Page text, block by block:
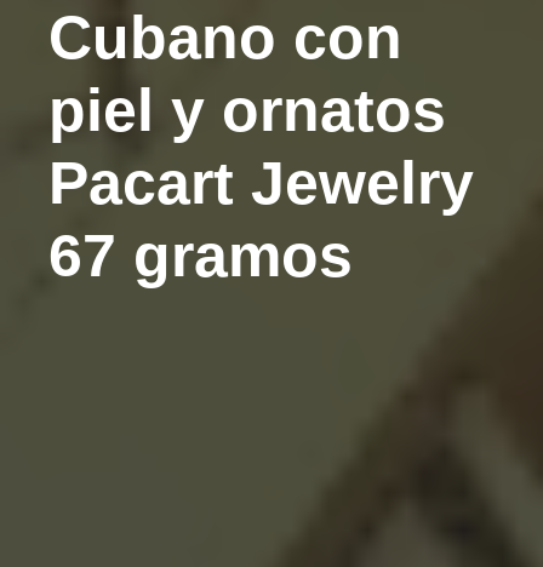
Cubano con
piel y ornatos
Pacart Jewelry
67 gramos